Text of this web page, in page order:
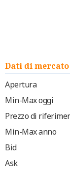
Dati di mercato
Apertura
Min-Max oggi
Prezzo di
Min-Max anno
Bid
Ask